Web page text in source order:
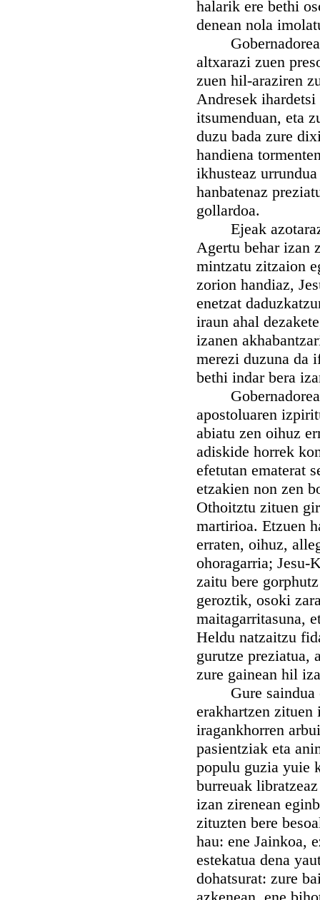
halarik ere bethi
denean nola
Gobernadoreak
altxarazi zuen
zuen hil-araziren
Andresek
itsumenduan, eta
duzu bada zure
handiena
ikhusteaz
hanbatenaz
gollardoa.
Ejeak azotarazi
Agertu behar izan
mintzatu zitzaion
zorion handiaz,
enetzat
iraun ahal
izanen
merezi duzuna da
bethi indar bera
Gobernadoreak
apostoluaren
abiatu zen oihuz
adiskide horrek
efetutan ematerat
etzakien non zen
Othoitztu zituen
martirioa. Etzuen
erraten, oihuz,
ohoragarria; Jesu-
zaitu bere
geroztik, osoki
maitagarritasuna,
Heldu natzaitzu
gurutze preziatua,
zure gainean hil
Gure saindua
erakhartzen
iragankhorren
pasientziak eta
populu guzia yuie
burreuak
izan zirenean
zituzten bere
hau: ene Jainkoa,
estekatua dena
dohatsurat: zure